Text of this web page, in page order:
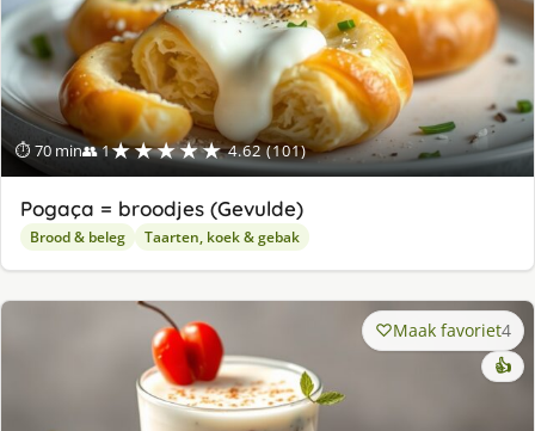
⏱ 70 min👥 1★★★★★ 4.62 (101)
Pogaça = broodjes (Gevulde)
Brood & beleg Taarten, koek & gebak
Maak favoriet4
👍